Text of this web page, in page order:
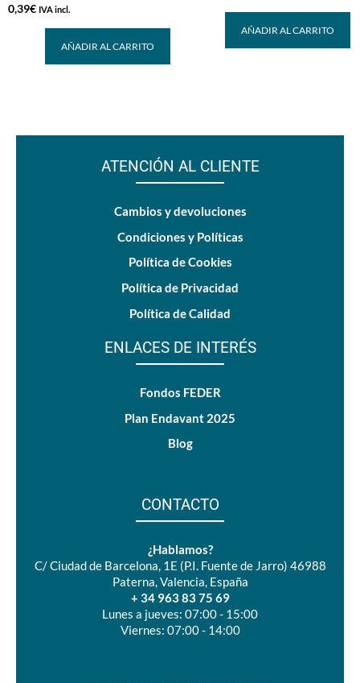
0,39€ IVA incl.
AÑADIR AL CARRITO
AÑADIR AL CARRITO
ATENCIÓN AL CLIENTE
Cambios y devoluciones
Condiciones y Políticas
Política de Cookies
Política de Privacidad
Política de Calidad
ENLACES DE INTERÉS
Fondos FEDER
Plan Endavant 2025
Blog
CONTACTO
¿Hablamos?
C/ Ciudad de Barcelona, 1E (P.I. Fuente de Jarro) 46988
Paterna, Valencia, España
+ 34 963 83 75 69
Lunes a jueves: 07:00 - 15:00
Viernes: 07:00 - 14:00